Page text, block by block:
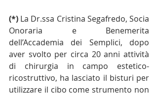
(*) La Dr.ssa Cristina Segafredo, Socia
Onoraria e Benemerita
dell’Accademia dei Semplici, dopo
aver svolto per circa 20 anni attività
di chirurgia in campo estetico-
ricostruttivo, ha lasciato il bisturi per
utilizzare il cibo come strumento non